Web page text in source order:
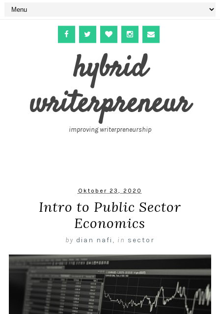
hybrid
writerpreneur
improving writerpreneurship
Oktober 23, 2020
Intro to Public Sector
Economics
by dian nafi , in sector